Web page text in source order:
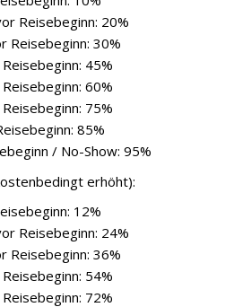
Reisebeginn: 20%
Reisebeginn: 30%
45%
60%
75%
85%
/ No-Show: 95%
erhöht):
12%
Reisebeginn: 24%
Reisebeginn: 36%
54%
72%